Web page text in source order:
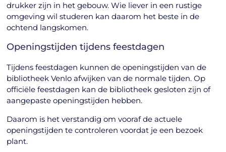
drukker zijn in het gebouw. Wie liever in een rustige
omgeving wil studeren kan daarom het beste in de
ochtend langskomen.
Openingstijden tijdens feestdagen
Tijdens feestdagen kunnen de openingstijden van de
bibliotheek Venlo afwijken van de normale tijden. Op
officiële feestdagen kan de bibliotheek gesloten zijn of
aangepaste openingstijden hebben.
Daarom is het verstandig om vooraf de actuele
openingstijden te controleren voordat je een bezoek
plant.